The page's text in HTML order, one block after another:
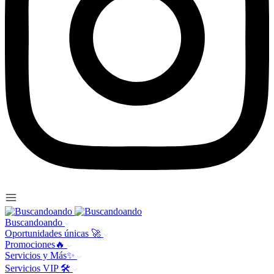
Buscandoando
Oportunidades únicas 🚀
Promociones🔥
Servicios y Más✨
Servicios VIP 🛠️